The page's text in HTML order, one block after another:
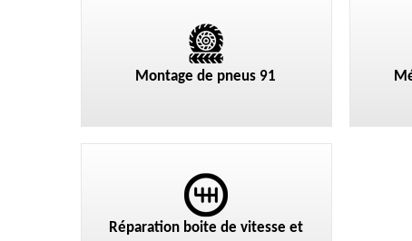
Montage de pneus 91
Réparation boite de vitesse et